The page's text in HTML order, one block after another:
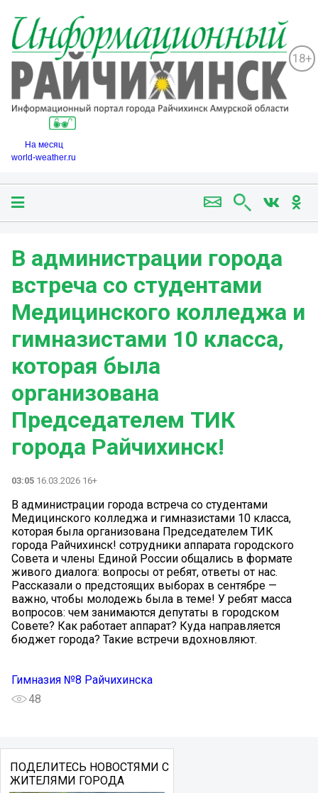
18+
На месяц
world-weather.ru
В администрации города
встреча со студентами
Медицинского колледжа и
гимназистами 10 класса,
которая была
организована
Председателем ТИК
города Райчихинск!
03:05 16.03.2026 16+
В администрации города встреча со студентами
Медицинского колледжа и гимназистами 10 класса,
которая была организована Председателем ТИК
города Райчихинск! сотрудники аппарата городского
Совета и члены Единой России общались в формате
живого диалога: вопросы от ребят, ответы от нас.
Рассказали о предстоящих выборах в сентябре —
важно, чтобы молодежь была в теме! У ребят масса
вопросов: чем занимаются депутаты в городском
Совете? Как работает аппарат? Куда направляется
бюджет города? Такие встречи вдохновляют.
Гимназия №8 Райчихинска
48
ПОДЕЛИТЕСЬ НОВОСТЯМИ С
ЖИТЕЛЯМИ ГОРОДА